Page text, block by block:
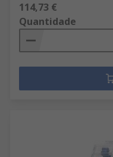
114,73 €
Quantidade